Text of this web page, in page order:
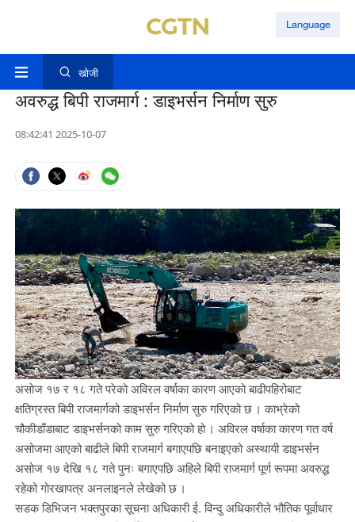
Language
खोजी
अवरुद्ध बिपी राजमार्ग : डाइभर्सन निर्माण सुरु
08:42:41 2025-10-07
असोज १७ र १८ गते परेको अविरल वर्षाका कारण आएको बाढीपहिरोबाट
क्षतिग्रस्त बिपी राजमार्गको डाइभर्सन निर्माण सुरु गरिएको छ । काभ्रेको
चौकीडाँडाबाट डाइभर्सनको काम सुरु गरिएको हो । अविरल वर्षाका कारण गत वर्ष
असोजमा आएको बाढीले बिपी राजमार्ग बगाएपछि बनाइएको अस्थायी डाइभर्सन
असोज १७ देखि १८ गते पुनः बगाएपछि अहिले बिपी राजमार्ग पूर्ण रूपमा अवरुद्ध
रहेको गोरखापत्र अनलाइनले लेखेको छ ।
सडक डिभिजन भक्तपुरका सूचना अधिकारी ई. विन्दु अधिकारीले भौतिक पूर्वाधार